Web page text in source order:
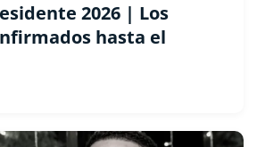
2026 | Los
hasta el